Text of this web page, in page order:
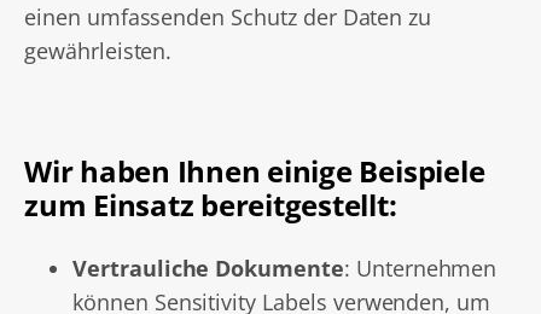
einen umfassenden Schutz der Daten zu
gewährleisten.
Wir haben Ihnen einige Beispiele
zum Einsatz bereitgestellt:
Vertrauliche Dokumente: Unternehmen
können Sensitivity Labels verwenden, um